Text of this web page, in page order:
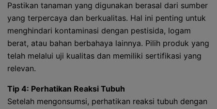
Pastikan tanaman yang digunakan berasal dari sumber
yang terpercaya dan berkualitas. Hal ini penting untuk
menghindari kontaminasi dengan pestisida, logam
berat, atau bahan berbahaya lainnya. Pilih produk yang
telah melalui uji kualitas dan memiliki sertifikasi yang
relevan.
Tip 4: Perhatikan Reaksi Tubuh
Setelah mengonsumsi, perhatikan reaksi tubuh dengan